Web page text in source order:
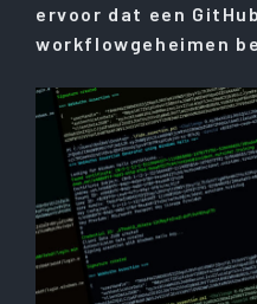
ervoor dat een
workflowgeheimen